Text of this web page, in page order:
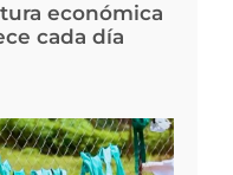
económica
cada día